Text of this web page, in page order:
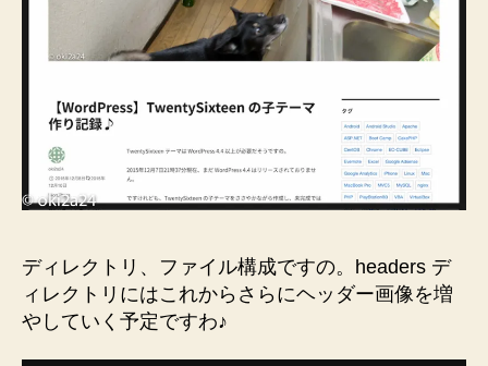
ディレクトリ、ファイル構成ですの。headers デ
ィレクトリにはこれからさらにヘッダー画像を増
やしていく予定ですわ♪